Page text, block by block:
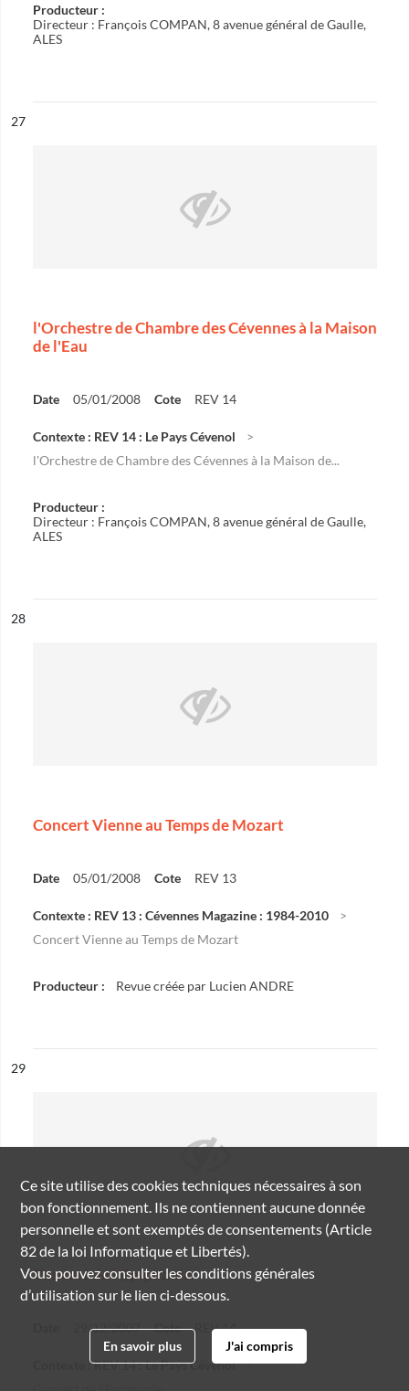
Producteur :
Directeur : François COMPAN, 8 avenue général de Gaulle,
ALES
n°
27
l'Orchestre de Chambre des Cévennes à la Maison
de l'Eau
Date 05/01/2008 Cote REV 14
Contexte : REV 14 : Le Pays Cévenol
l'Orchestre de Chambre des Cévennes à la Maison de...
Producteur :
Directeur : François COMPAN, 8 avenue général de Gaulle,
ALES
n°
28
Concert Vienne au Temps de Mozart
Date 05/01/2008 Cote REV 13
Contexte : REV 13 : Cévennes Magazine : 1984-2010
Concert Vienne au Temps de Mozart
Producteur : Revue créée par Lucien ANDRE
n°
29
Concert de l'Epiphanie
29/12/2007 Cote REV 14
Contexte : REV 14 : Le Pays Cévenol
Ce site utilise descookiestechniques nécessaires à son
bon fonctionnement. Ils ne contiennent aucune donnée
personnelle et sont exemptés de consentements (Article
82 de la loi Informatique et Libertés).
Vous pouvez consulter les conditions générales
d’utilisation sur le lien ci-dessous.
En savoir plus J'ai compris